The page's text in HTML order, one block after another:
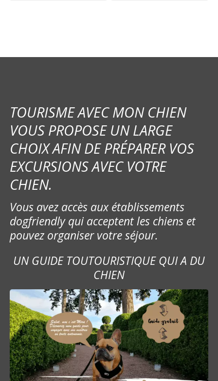
i
o
n
d
e
l
’
a
r
t
i
c
l
e
TOURISME AVEC MON CHIEN
VOUS PROPOSE UN LARGE
CHOIX AFIN DE PRÉPARER VOS
EXCURSIONS AVEC VOTRE
CHIEN.
Vous avez accès aux établissements
dogfriendly qui acceptent les chiens et
pouvez organiser votre séjour.
UN GUIDE TOUTOURISTIQUE QUI A DU
CHIEN